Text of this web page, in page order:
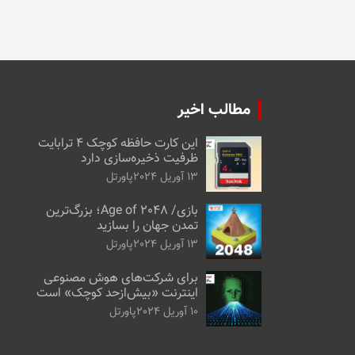
مطالب اخیر
این کارت حافظه کوچک ۴ ترابایت
ظرفیت ذخیره‌سازی دارد
13 آوریل 2024 پاورتل
بازی/ Age of 2048؛ بزرگ‌ترین
تمدن جهان را بسازید
13 آوریل 2024 پاورتل
برای شرکت‌های هوش مصنوعی
اینترنت «بیش‌از‌حد کوچک» است
10 آوریل 2024 پاورتل